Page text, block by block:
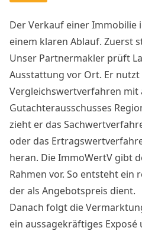
Der Verkauf einer
einem klaren Ablauf. Zuerst
Unser Partnermakler prüft
Ausstattung vor Ort. Er nutzt
Vergleichswertverfahren mit
Gutachterausschusses
zieht er das
oder das
heran. Die ImmoWertV gibt
Rahmen vor. So entsteht
der als Angebotspreis dient.
Danach folgt die
ein aussagekräftiges